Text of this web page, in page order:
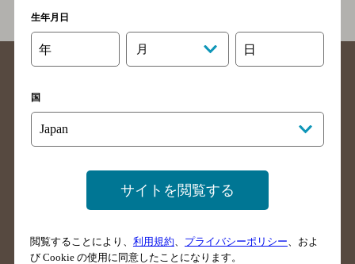
北海道のバー検索
青森県のバー検索
岩手県のバー検索
宮城県のバー検索
秋田県のバー検索
山形県のバー検索
栃木県のバー検索
群馬県のバー検索
生年月日
年 月 日
国
サイトを閲覧する
閲覧することにより、 利用規約、 プライバシーポリシー、およ
び Cookie の使用に同意したことになります。